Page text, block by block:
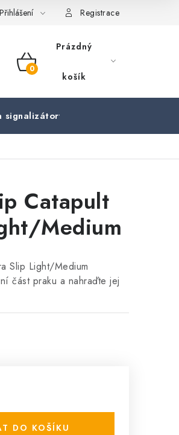
Přihlášení Registrace
NÁKUPNÍ
Prázdný
košík
signalizátory
Catapult
Medium
Slip Light/Medium
část praku a nahraďte jej
DO KOŠÍKU